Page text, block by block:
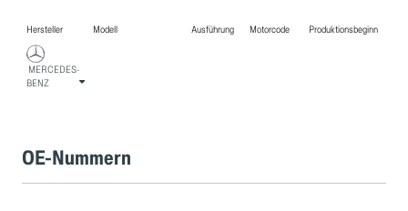
Hersteller Modell Ausführung Motorcode Produktionsbeginn
MERCEDES-
BENZ
OE-Nummern